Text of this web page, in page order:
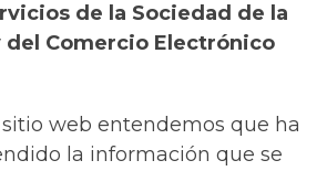
de la Sociedad de la
Comercio Electrónico
web entendemos que ha
la información que se